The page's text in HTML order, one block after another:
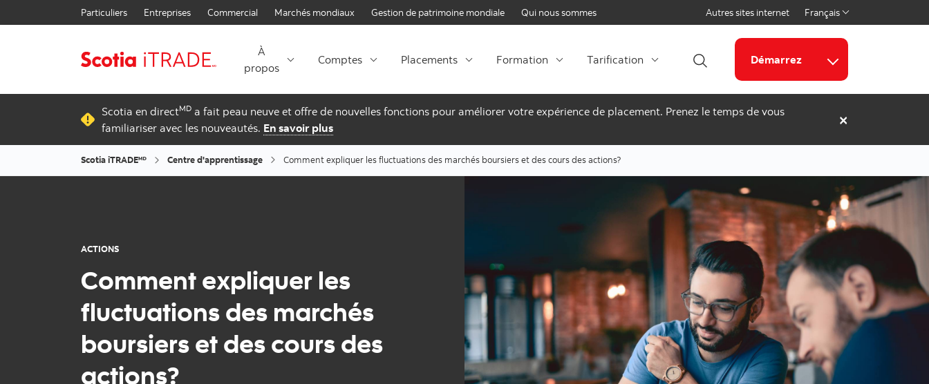
Passer au contenu
Particuliers Entreprises Commercial Marchés mondiaux Gestion de patrimoine mondiale Qui nous sommes Autres sites internet Français
Select a language
À
propos
Comptes Placements Formation
Tarification
Ouvrir la recherche
Démarrez
Liens connexes
Scotia en directMD a fait peau neuve et offre de nouvelles fonctions pour améliorer votre expérience de placement. Prenez le temps de vous
familiariser avec les nouveautés. En savoir plus ×
Scotia iTRADE🅫 Centre d'apprentissage Comment expliquer les fluctuations des marchés boursiers et des cours des actions?
ACTIONS
Comment expliquer les
fluctuations des marchés
boursiers et des cours des
actions?